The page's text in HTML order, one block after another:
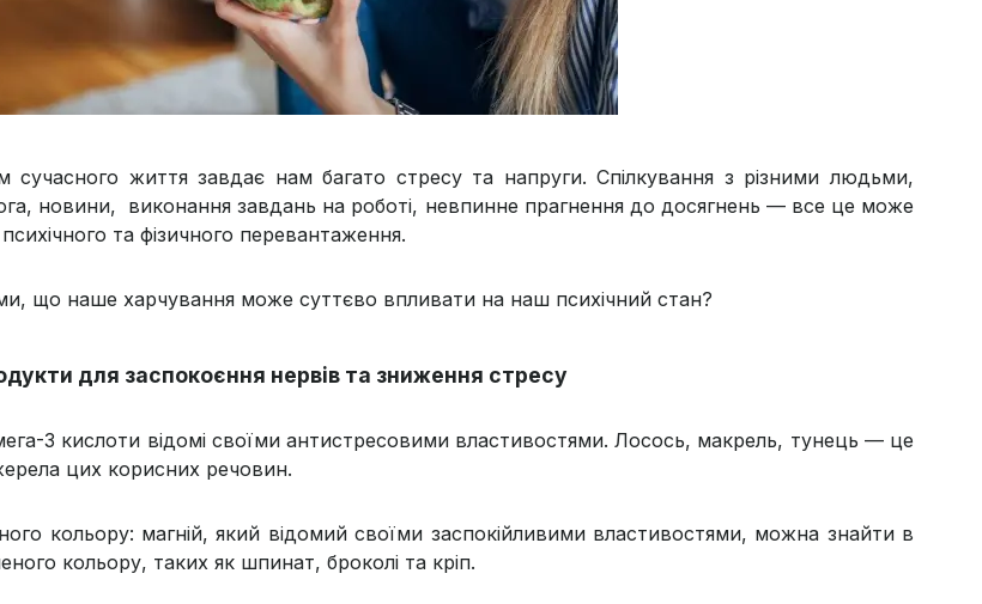
життя завдає нам багато стресу та напруги. Спілкування з різними людьми,
новини, виконання завдань на роботі, невпинне прагнення до досягнень — все це може
та фізичного перевантаження.
що наше харчування може суттєво впливати на наш психічний стан?
для заспокоєння нервів та зниження стресу
3 кислоти відомі своїми антистресовими властивостями. Лосось, макрель, тунець — це
цих корисних речовин.
кольору: магній, який відомий своїми заспокійливими властивостями, можна знайти в
кольору, таких як шпинат, броколі та кріп.